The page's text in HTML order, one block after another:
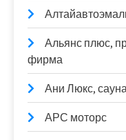
Альянс плюс,
фирма
Ани Люкс,
АРС моторс